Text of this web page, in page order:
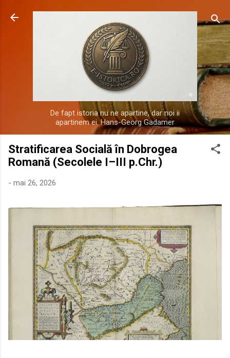
Treceți la conținutul principal
De fapt istoria nu ne apartine, dar noi ii
apartinem ei. Hans-Georg Gadamer
Stratificarea Socială în Dobrogea
Romană (Secolele I–III p.Chr.)
- mai 26, 2026